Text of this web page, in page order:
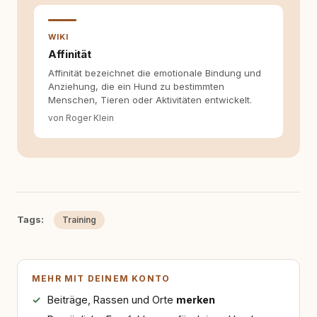
Texten möchte ich genau dazu beitragen.
WIKI
Affinität
Affinität bezeichnet die emotionale Bindung und
Anziehung, die ein Hund zu bestimmten
Menschen, Tieren oder Aktivitäten entwickelt.
von Roger Klein
Tags: Training
MEHR MIT DEINEM KONTO
Beiträge, Rassen und Orte merken